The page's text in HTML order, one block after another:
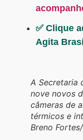
✅ Clique
Agita
A Secretaria
nove novos
câmeras de
térmicos e
Breno